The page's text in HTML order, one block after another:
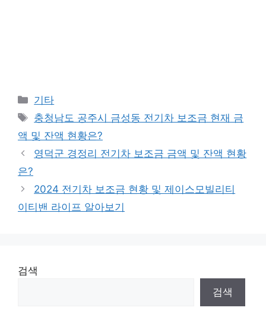
Categories
기타
Tags
충청남도 공주시 금성동 전기차 보조금 현재 금
액 및 잔액 현황은?
영덕군 경정리 전기차 보조금 금액 및 잔액 현황
은?
2024 전기차 보조금 현황 및 제이스모빌리티
이티밴 라이프 알아보기
검색
검색